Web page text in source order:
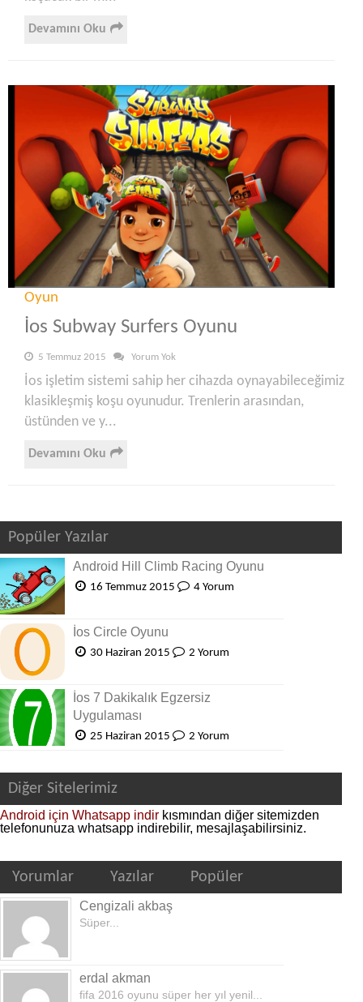
Devamını Oku
Oyun
İos Subway Surfers Oyunu
5 Temmuz 2015 Yorum Yok
İos işletim sistemi sahip her cihazda oynayabileceğimiz
klasikleşmiş koşu oyunudur. Trenlerin arasından,
üstünden ve y...
Devamını Oku
Popüler Yazılar
Android Hill Climb Racing Oyunu
16 Temmuz 2015 4 Yorum
İos Circle Oyunu
30 Haziran 2015 2 Yorum
İos 7 Dakikalık Egzersiz
Uygulaması
25 Haziran 2015 2 Yorum
Diğer Sitelerimiz
Android için Whatsapp indir kısmından diğer sitemizden
telefonunuza whatsapp indirebilir, mesajlaşabilirsiniz.
Yorumlar Yazılar Popüler
Cengizali akbaş
Süper...
erdal akman
fifa 2016 oyunu süper her yıl yenil...